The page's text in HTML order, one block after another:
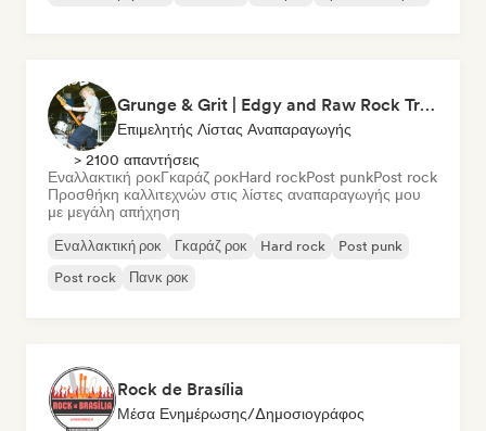
Grunge & Grit | Edgy and Raw Rock Tracks
Επιμελητής Λίστας Αναπαραγωγής
> 2100 απαντήσεις
Εναλλακτική ροκΓκαράζ ροκHard rockPost punkPost rock
Προσθήκη καλλιτεχνών στις λίστες αναπαραγωγής μου
με μεγάλη απήχηση
Εναλλακτική ροκ Γκαράζ ροκ Hard rock
Post punk
Post rock
Πανκ ροκ
Rock de Brasília
Μέσα Ενημέρωσης/Δημοσιογράφος